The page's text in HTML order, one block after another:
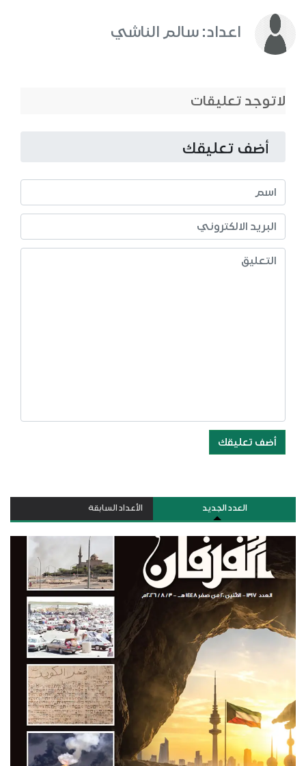
اعداد: سالم الناشي
لاتوجد تعليقات
أضف تعليقك
أضف تعليقك
العدد الجديد الأعداد السابقة